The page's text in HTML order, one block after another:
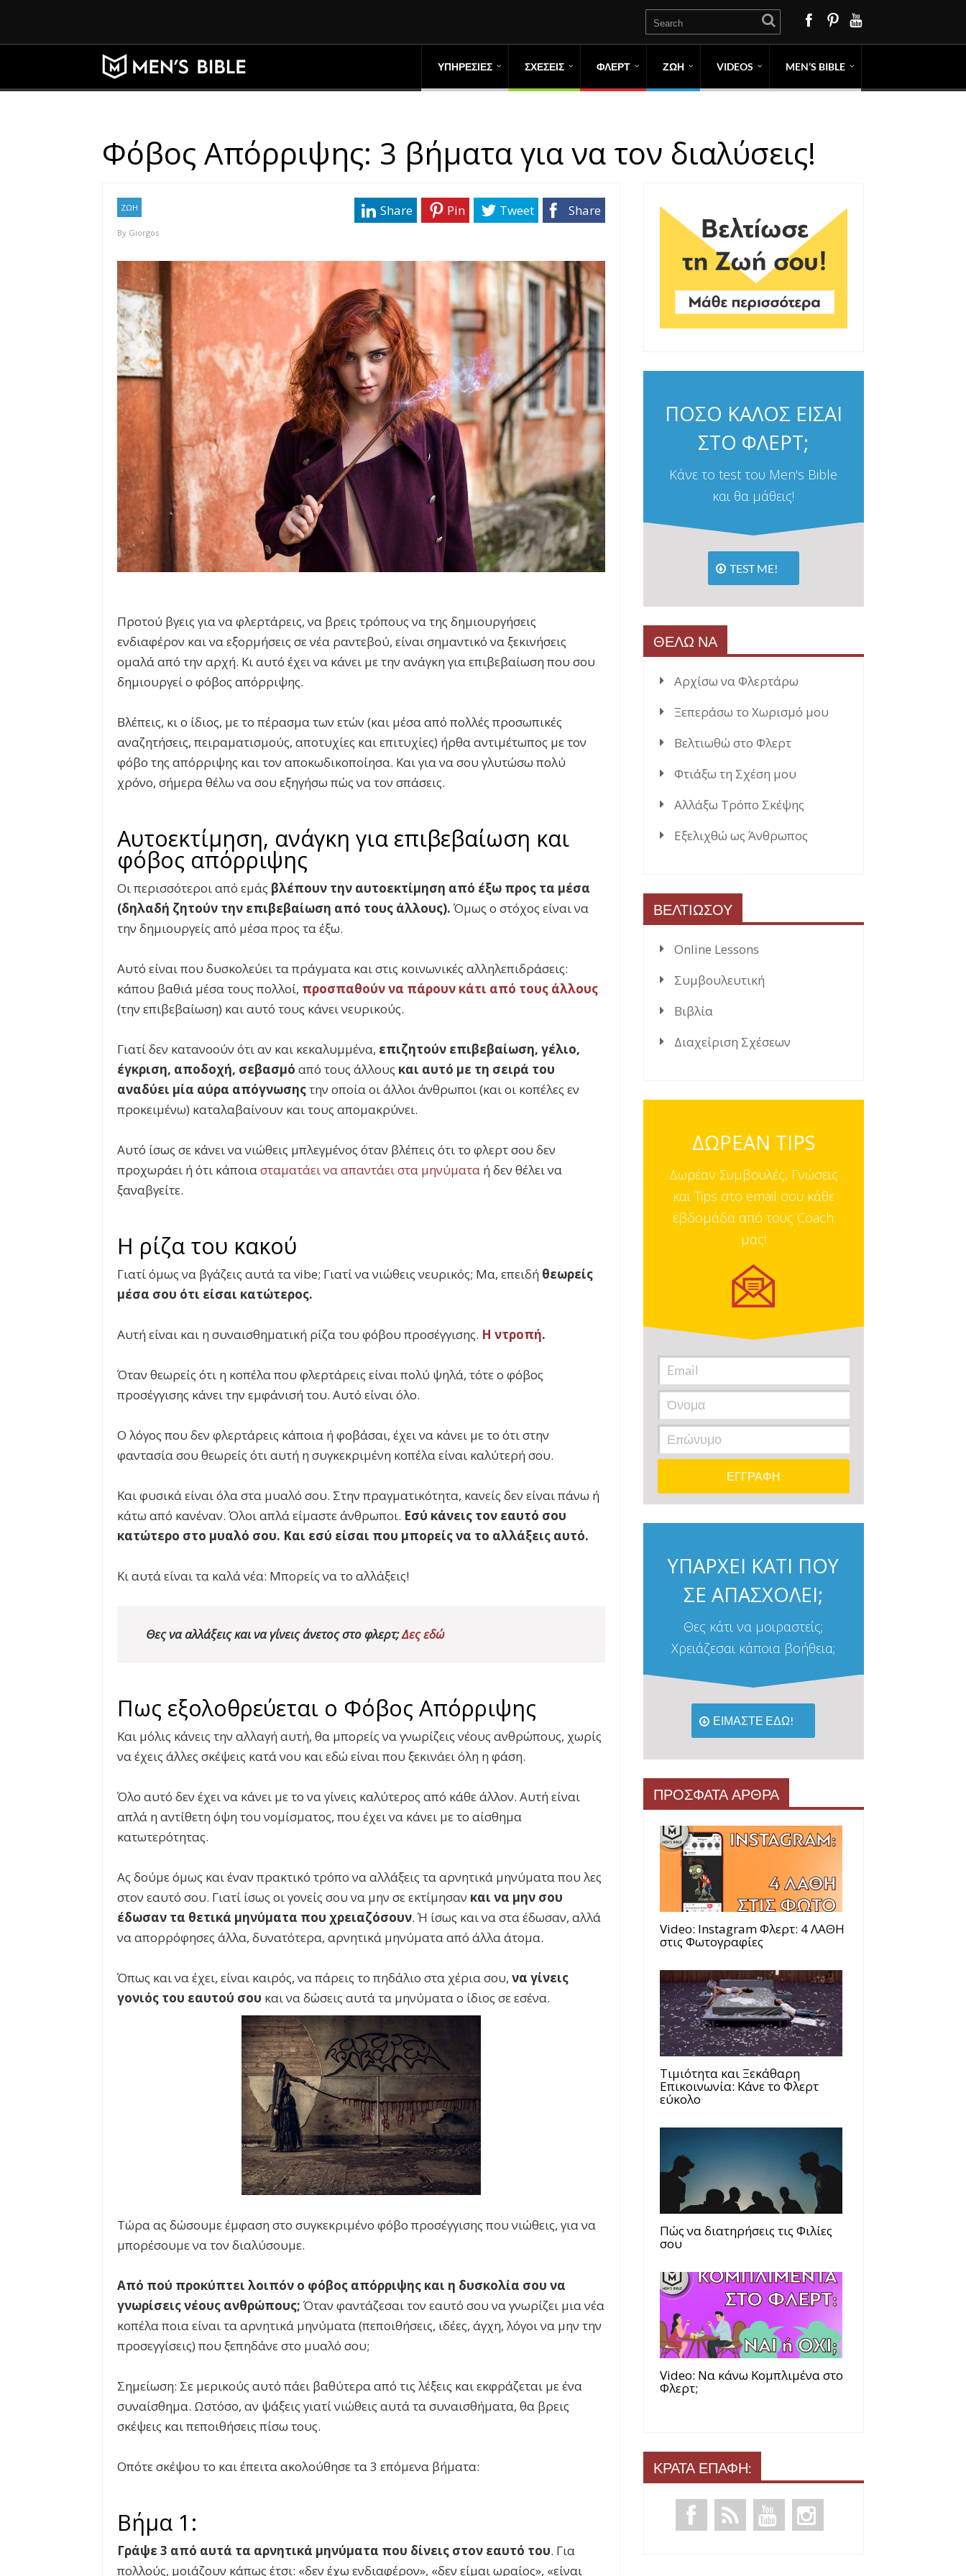
ΥΠΗΡΕΣΙΕΣ ΣΧΕΣΕΙΣ ΦΛΕΡΤ ΖΩΗ VIDEOS MEN’S BIBLE
Φόβος Απόρριψης: 3 βήματα για να τον διαλύσεις!
ΖΩΗ
By Giorgos
Share
Tweet
Pin
Share
Προτού βγεις για να φλερτάρεις, να βρεις τρόπους να της δημιουργήσεις
ενδιαφέρον και να εξορμήσεις σε νέα ραντεβού, είναι σημαντικό να ξεκινήσεις
ομαλά από την αρχή. Κι αυτό έχει να κάνει με την ανάγκη για επιβεβαίωση που σου
δημιουργεί ο φόβος απόρριψης.
Βλέπεις, κι ο ίδιος, με το πέρασμα των ετών (και μέσα από πολλές προσωπικές
αναζητήσεις, πειραματισμούς, αποτυχίες και επιτυχίες) ήρθα αντιμέτωπος με τον
φόβο της απόρριψης και τον αποκωδικοποίησα. Και για να σου γλυτώσω πολύ
χρόνο, σήμερα θέλω να σου εξηγήσω πώς να τον σπάσεις.
Αυτοεκτίμηση, ανάγκη για επιβεβαίωση και
φόβος απόρριψης
Οι περισσότεροι από εμάς βλέπουν την αυτοεκτίμηση από έξω προς τα μέσα
(δηλαδή ζητούν την επιβεβαίωση από τους άλλους). Όμως ο στόχος είναι να
την δημιουργείς από μέσα προς τα έξω.
Αυτό είναι που δυσκολεύει τα πράγματα και στις κοινωνικές αλληλεπιδράσεις:
κάπου βαθιά μέσα τους πολλοί, προσπαθούν να πάρουν κάτι από τους άλλους
(την επιβεβαίωση) και αυτό τους κάνει νευρικούς.
Γιατί δεν κατανοούν ότι αν και κεκαλυμμένα, επιζητούν επιβεβαίωση, γέλιο,
έγκριση, αποδοχή, σεβασμό από τους άλλους και αυτό με τη σειρά του
αναδύει μία αύρα απόγνωσηςτην οποία οι άλλοι άνθρωποι (και οι κοπέλες εν
προκειμένω) καταλαβαίνουν και τους απομακρύνει.
Αυτό ίσως σε κάνει να νιώθεις μπλεγμένος όταν βλέπεις ότι το φλερτ σου δεν
προχωράει ή ότι κάποιασταματάει να απαντάει στα μηνύματα ή δεν θέλει να
ξαναβγείτε.
Η ρίζα του κακού
Γιατί όμως να βγάζεις αυτά τα vibe; Γιατί να νιώθεις νευρικός; Μα, επειδή θεωρείς
μέσα σου ότι είσαι κατώτερος.
Αυτή είναι και η συναισθηματική ρίζα του φόβου προσέγγισης. Η ντροπή.
Όταν θεωρείς ότι η κοπέλα που φλερτάρεις είναι πολύ ψηλά, τότε ο φόβος
προσέγγισης κάνει την εμφάνισή του. Αυτό είναι όλο.
Ο λόγος που δεν φλερτάρεις κάποια ή φοβάσαι, έχει να κάνει με το ότι στην
φαντασία σου θεωρείς ότι αυτή η συγκεκριμένη κοπέλα είναι καλύτερή σου.
Και φυσικά είναι όλα στα μυαλό σου. Στην πραγματικότητα, κανείς δεν είναι πάνω ή
κάτω από κανέναν. Όλοι απλά είμαστε άνθρωποι. Εσύ κάνεις τον εαυτό σου
κατώτερο στο μυαλό σου. Και εσύ είσαι που μπορείς να το αλλάξεις αυτό.
Κι αυτά είναι τα καλά νέα: Μπορείς να το αλλάξεις!
Θες να αλλάξεις και να γίνεις άνετος στο φλερτ;Δες εδώ
Πως εξολοθρεύεται ο Φόβος Απόρριψης
Και μόλις κάνεις την αλλαγή αυτή, θα μπορείς να γνωρίζεις νέους ανθρώπους, χωρίς
να έχεις άλλες σκέψεις κατά νου και εδώ είναι που ξεκινάει όλη η φάση.
Όλο αυτό δεν έχει να κάνει με το να γίνεις καλύτερος από κάθε άλλον. Αυτή είναι
απλά η αντίθετη όψη του νομίσματος, που έχει να κάνει με το αίσθημα
κατωτερότητας.
Ας δούμε όμως και έναν πρακτικό τρόπο να αλλάξεις τα αρνητικά μηνύματα που λες
στον εαυτό σου. Γιατί ίσως οι γονείς σου να μην σε εκτίμησαν και να μην σου
έδωσαν τα θετικά μηνύματα που χρειαζόσουν. Ή ίσως και να στα έδωσαν, αλλά
να απορρόφησες άλλα, δυνατότερα, αρνητικά μηνύματα από άλλα άτομα.
Όπως και να έχει, είναι καιρός, να πάρεις το πηδάλιο στα χέρια σου, να γίνεις
γονιός του εαυτού σου και να δώσεις αυτά τα μηνύματα ο ίδιος σε εσένα.
Τώρα ας δώσουμε έμφαση στο συγκεκριμένο φόβο προσέγγισης που νιώθεις, για να
μπορέσουμε να τον διαλύσουμε.
Από πού προκύπτει λοιπόν ο φόβος απόρριψης και η δυσκολία σου να
γνωρίσεις νέους ανθρώπους; Όταν φαντάζεσαι τον εαυτό σου να γνωρίζει μια νέα
κοπέλα ποια είναι τα αρνητικά μηνύματα (πεποιθήσεις, ιδέες, άγχη, λόγοι να μην την
προσεγγίσεις) που ξεπηδάνε στο μυαλό σου;
Σημείωση: Σε μερικούς αυτό πάει βαθύτερα από τις λέξεις και εκφράζεται με ένα
συναίσθημα. Ωστόσο, αν ψάξεις γιατί νιώθεις αυτά τα συναισθήματα, θα βρεις
σκέψεις και πεποιθήσεις πίσω τους.
Οπότε σκέψου το και έπειτα ακολούθησε τα 3 επόμενα βήματα:
Βήμα 1:
Γράψε 3 από αυτά τα αρνητικά μηνύματα που δίνεις στον εαυτό του. Για
πολλούς, μοιάζουν κάπως έτσι: «δεν έχω ενδιαφέρον», «δεν είμαι ωραίος», «είναι
ΠΟΣΟ ΚΑΛΟΣ ΕΙΣΑΙ
ΣΤΟ ΦΛΕΡΤ;
Κάνε το test του Men's Bible
και θα μάθεις!
TEST ME!
ΘΕΛΩ ΝΑ
Αρχίσω να Φλερτάρω
Ξεπεράσω το Χωρισμό μου
Βελτιωθώ στο Φλερτ
Φτιάξω τη Σχέση μου
Αλλάξω Τρόπο Σκέψης
Εξελιχθώ ως Άνθρωπος
ΒΕΛΤΙΩΣΟΥ
Online Lessons
Συμβουλευτική
Βιβλία
Διαχείριση Σχέσεων
ΔΩΡΕΑΝ TIPS
Δωρέαν Συμβουλές, Γνώσεις
και Tips στο email σου κάθε
εβδομάδα από τους Coach
μας!
ΥΠΑΡΧΕΙ ΚΑΤΙ ΠΟΥ
ΣΕ ΑΠΑΣΧΟΛΕΙ;
Θες κάτι να μοιραστείς;
Χρειάζεσαι κάποια βοήθεια;
ΕΙΜΑΣΤΕ ΕΔΩ!
ΠΡΟΣΦΑΤΑ ΑΡΘΡΑ
Video: Instagram Φλερτ: 4 ΛΑΘΗ
στις Φωτογραφίες
Τιμιότητα και Ξεκάθαρη
Επικοινωνία: Κάνε το Φλερτ
εύκολο
Πώς να διατηρήσεις τις Φιλίες
σου
Video: Να κάνω Κομπλιμένα στο
Φλερτ;
ΚΡΑΤΑ ΕΠΑΦΗ: